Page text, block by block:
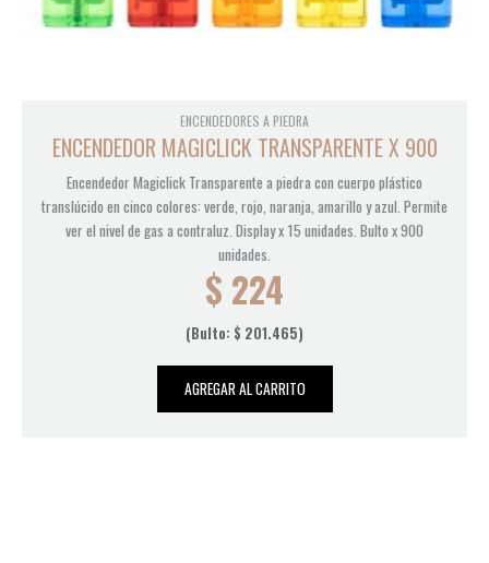
ENCENDEDORES A PIEDRA
ENCENDEDOR MAGICLICK TRANSPARENTE X 900
Encendedor Magiclick Transparente a piedra con cuerpo plástico
translúcido en cinco colores: verde, rojo, naranja, amarillo y azul. Permite
ver el nivel de gas a contraluz. Display x 15 unidades. Bulto x 900
unidades.
$ 224
(Bulto: $ 201.465)
AGREGAR AL CARRITO